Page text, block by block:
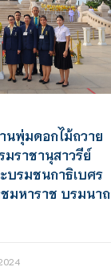
นพุ่มดอกไม้ถวาย
มราชานุสาวรีย์
บรมชนกาธิเบศร
มหาราช บรมนาถ